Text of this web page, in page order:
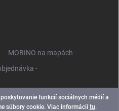
funkcií sociálnych médií a
súbory cookie. Viac informáciítu.
- MOBINO na mapách -
-
. Všetky práva vyhradené.